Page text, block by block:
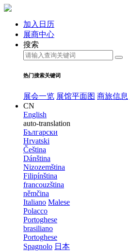
加入日历
展商中心
搜索
热门搜索关键词
展会一览 展馆平面图 商旅信息
CN
English
auto-translation
Български
Hrvatski
Čeština
Dánština
Nizozemština
Filipínština
francouzština
němčina
Italiano Malese
Polacco
Portoghese
brasiliano
Portoghese
Spagnolo 日本